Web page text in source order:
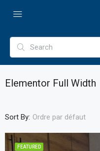
Elementor Full Width
Sort By: Ordre par défaut
FEATURED